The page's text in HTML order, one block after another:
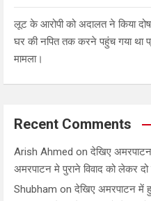
लूट के आरोपी को अदालत ने किया
घर की नपित तक करने पहुंच गया था
मामला।
Recent Comments
Arish Ahmed onदेखिए अमरपाटन
अमरपाटन मे पुराने विवाद को लेकर
Shubham onदेखिए अमरपाटन में